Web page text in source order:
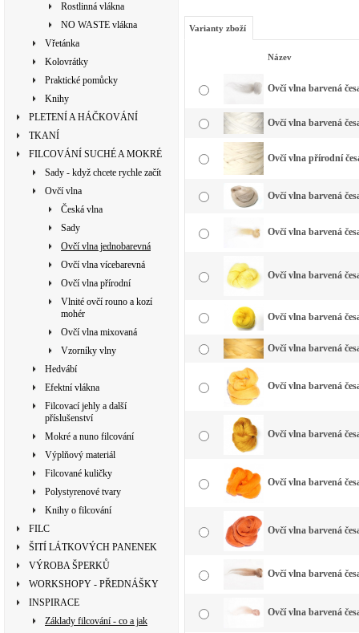
Rostlinná vlákna
NO WASTE vlákna
Vřetánka
Kolovrátky
Praktické pomůcky
Knihy
PLETENÍ A HÁČKOVÁNÍ
TKANÍ
FILCOVÁNÍ SUCHÉ A MOKRÉ
Sady - když chcete rychle začít
Ovčí vlna
Česká vlna
Sady
Ovčí vlna jednobarevná
Ovčí vlna vícebarevná
Ovčí vlna přírodní
Vlnité ovčí rouno a kozí
mohér
Ovčí vlna mixovaná
Vzorníky vlny
Hedvábí
Efektní vlákna
Filcovací jehly a další
příslušenství
Mokré a nuno filcování
Výplňový materiál
Filcované kuličky
Polystyrenové tvary
Knihy o filcování
FILC
ŠITÍ LÁTKOVÝCH PANENEK
VÝROBA ŠPERKŮ
WORKSHOPY - PŘEDNÁŠKY
INSPIRACE
Základy filcování - co a jak
Varianty zboží
Název
Ovčí vlna barvená
Ovčí vlna barvená
Ovčí vlna přírodní
Ovčí vlna barvená
Ovčí vlna barvená
Ovčí vlna barvená
Ovčí vlna barvená
Ovčí vlna barvená
Ovčí vlna barvená
Ovčí vlna barvená
Ovčí vlna barvená
Ovčí vlna barvená
Ovčí vlna barvená
Ovčí vlna barvená